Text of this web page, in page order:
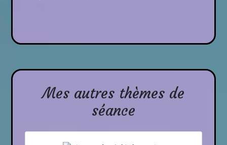
Mes autres thèmes de
séance